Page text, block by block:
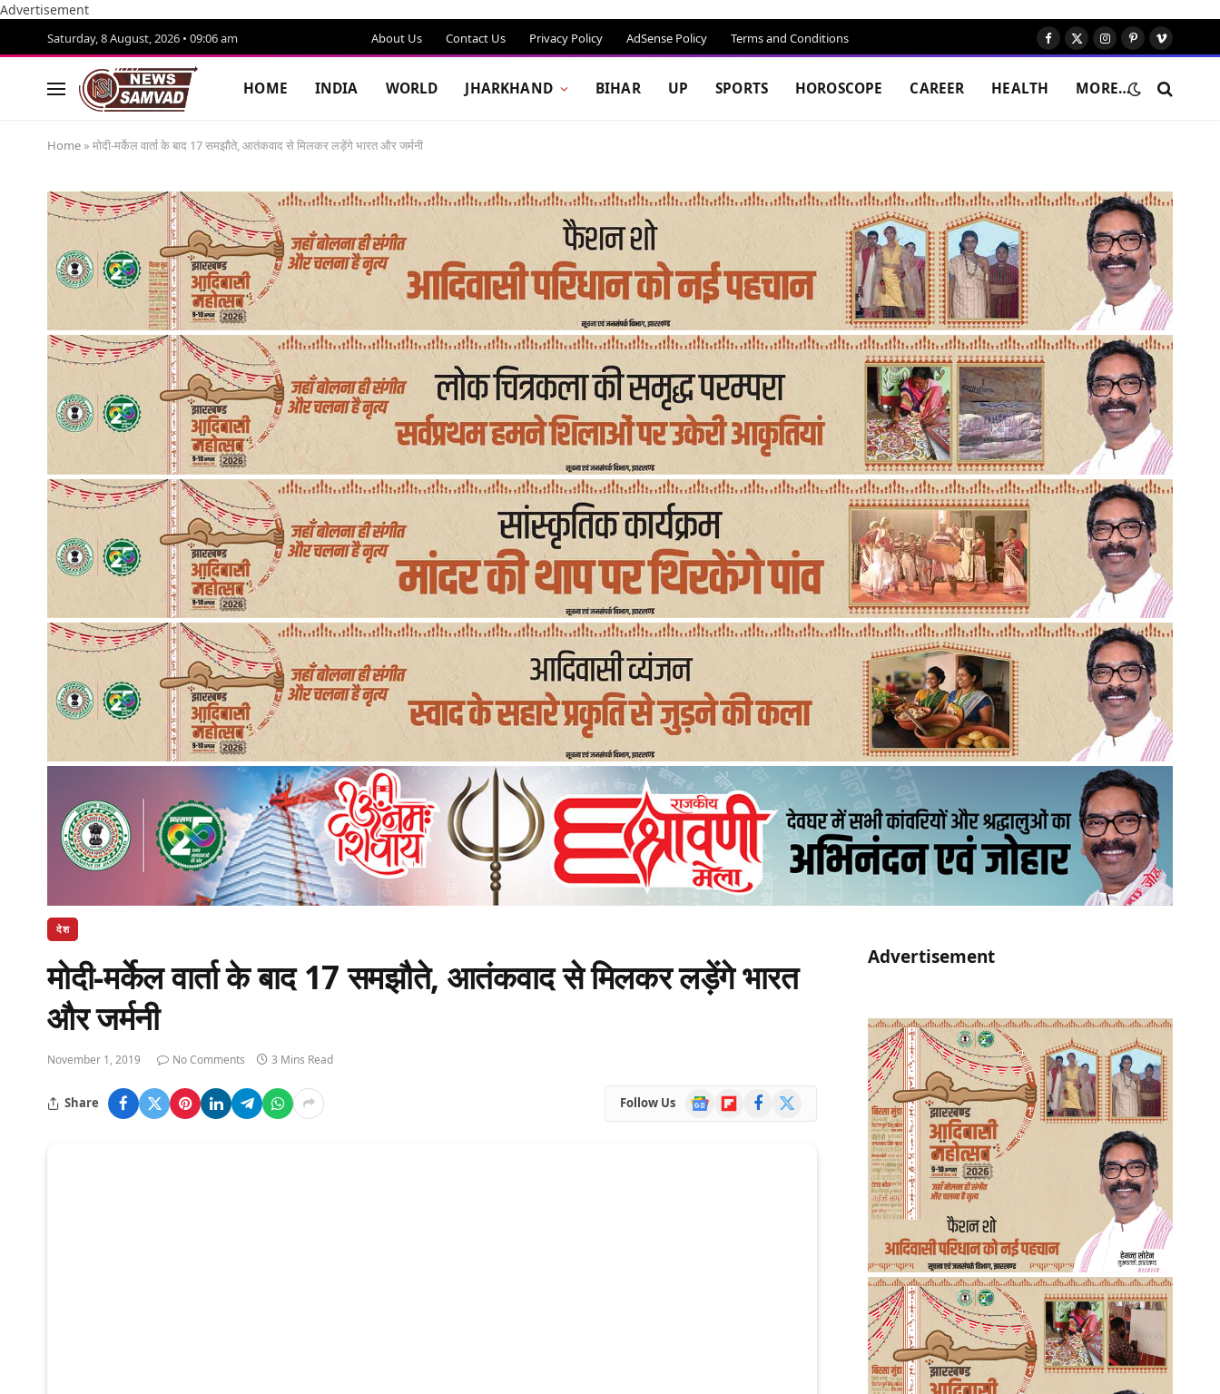
Advertisement
Saturday, 8 August, 2026 • 09:06 am About Us Contact Us Privacy Policy AdSense Policy Terms and Conditions Facebook
X
Instagram
Pinterest
Vimeo
HOME INDIA WORLD JHARKHAND BIHAR UP SPORTS HOROSCOPE CAREER HEALTH MORE…
Home » मोदी-मर्केल वार्ता के बाद 17 समझौते, आतंकवाद से मिलकर लड़ेंगे भारत और जर्मनी
देश
मोदी-मर्केल वार्ता के बाद 17 समझौते, आतंकवाद से मिलकर लड़ेंगे भारत
और जर्मनी
November 1, 2019 No Comments 3 Mins Read
Share Follow Us
Google
News
FlipboardFacebook
Advertisement